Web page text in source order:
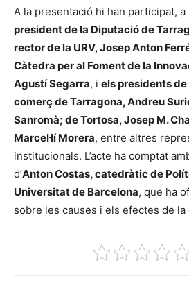
A la presentació hi han participat,
president de la Diputació de
rector de la URV, Josep Anton
Càtedra per al Foment de la
Agustí Segarra, i els presidents
comerç de Tarragona, Andreu
Sanromà; de Tortosa, Josep M.
Marcel·lí Morera, entre altres
institucionals. L’acte ha comptat
d’Anton Costas, catedràtic de
Universitat de Barcelona, que ha
sobre les causes i els efectes de la